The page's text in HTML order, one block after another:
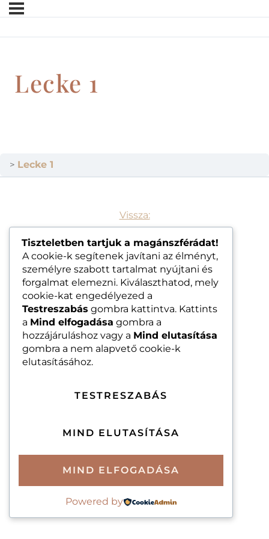
Lecke 1
Tiszteletben tartjuk a magánszférádat!
A cookie-k segítenek javítani az élményt,
személyre szabott tartalmat nyújtani és
forgalmat elemezni. Kiválaszthatod, mely
cookie-kat engedélyezed a
Testreszabás gombra kattintva. Kattints
a Mind elfogadása gombra a
hozzájáruláshoz vagy a Mind elutasítása
gombra a nem alapvető cookie-k
elutasításához.
TESTRESZABÁS
MIND ELUTASÍTÁSA
MIND ELFOGADÁSA
Powered by
Lecke 1
Vissza: